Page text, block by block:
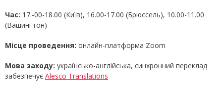
Час: 17.-00-18.00 (Київ), 16.00-17.00 (Брюссель), 10.00-11.00
(Вашингтон)
Місце проведення: онлайн-платформа Zoom
Мова заходу: українсько-англійська, синхронний переклад
забезпечує Alesco Translations